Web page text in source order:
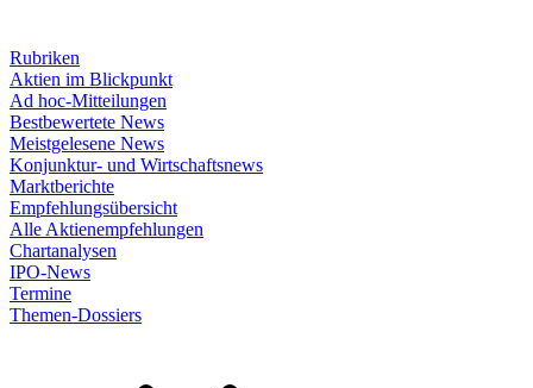
Rubriken
Aktien im Blickpunkt
Ad hoc-Mitteilungen
Bestbewertete News
Meistgelesene News
Konjunktur- und Wirtschaftsnews
Marktberichte
Empfehlungsübersicht
Alle Aktienempfehlungen
Chartanalysen
IPO-News
Termine
Themen-Dossiers